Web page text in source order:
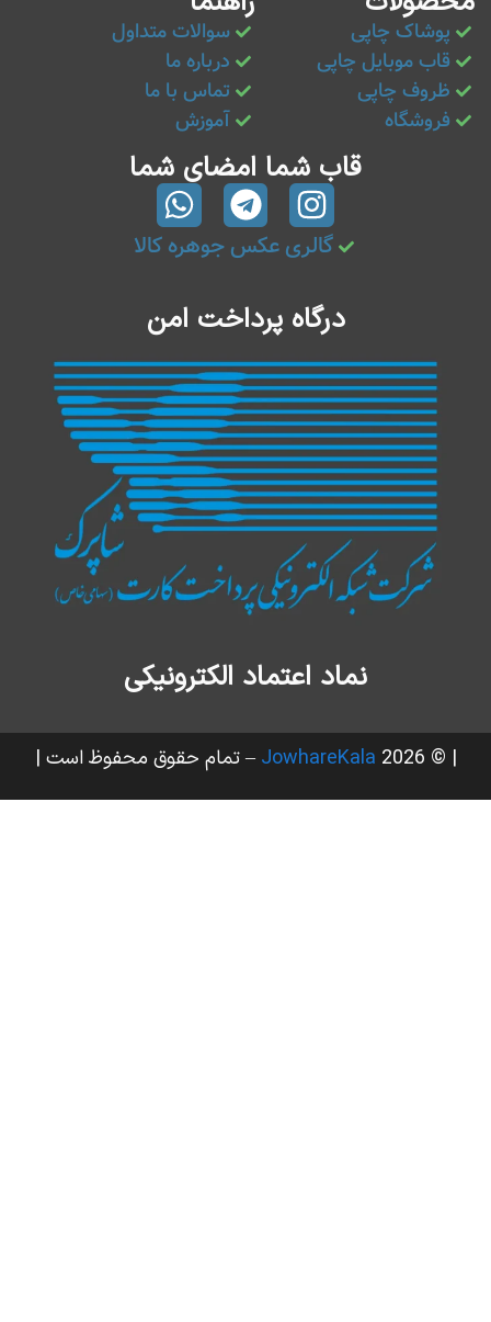
پوشاک چاپی
قاب موبایل چاپی
ظروف چاپی
فروشگاه
سوالات متداول
درباره ما
تماس با ما
آموزش
قاب شما امضای شما
گالری عکس جوهره کالا
درگاه پرداخت امن
نماد اعتماد الکترونیکی
| © 2026
JowhareKala– تمام حقوق محفوظ است |